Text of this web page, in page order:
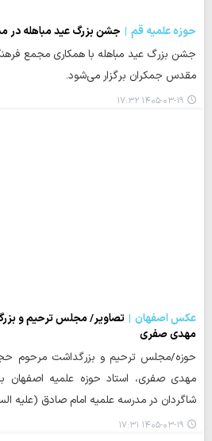
حوزه علمیه قم
جشن بزرگ عید مباهله
جشن بزرگ عید مباهله با همکاری مجمع
مقدس جمکران برگزار می‌شود.
۱۴۰۵-۰۳-۱۹ ۱۷:۳۲
عکس اصفهان
تصاویر/ مجلس ترحیم و
مهدی صفری
حوزه/مجلس ترحیم و بزرگداشت مرحوم
مهدی صفری، استاد حوزه علمیه اصفهان
شاگردان در مدرسه علمیه امام صادق (علیه‌
۱۴۰۵-۰۳-۱۹ ۱۷:۳۱